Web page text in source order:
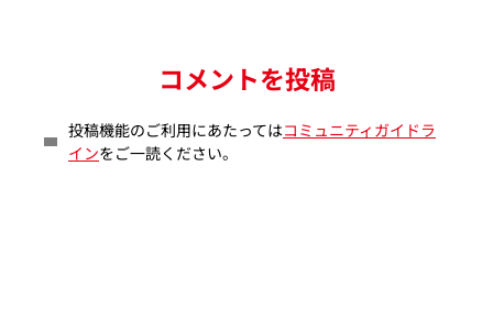
コメントを投稿
投稿機能のご利用にあたってはコミュニティガイドラ
インをご一読ください。